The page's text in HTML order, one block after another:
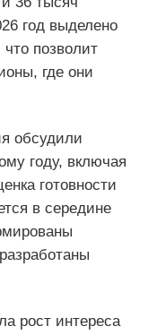
год выделено
позволит
где они
обсудили
году, включая
готовности
в середине
рост интереса